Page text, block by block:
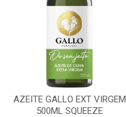
AZEITE GALLO EXT VIRGEM
500ML SQUEEZE